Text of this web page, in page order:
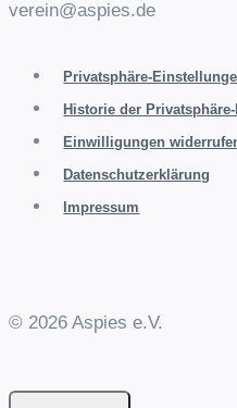
verein@aspies.de
Privatsphäre-
Historie der
Einwilligungen
Datenschutzerklärung
Impressum
© 2026 Aspies e.V.